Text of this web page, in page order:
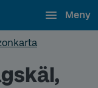
Meny